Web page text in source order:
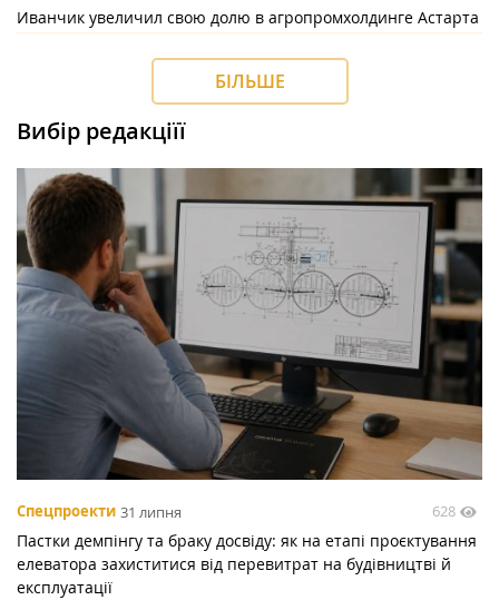
Иванчик увеличил свою долю в агропромхолдинге Астарта
БІЛЬШЕ
Вибір редакціїї
Спецпроекти 31 липня 628
Пастки демпінгу та браку досвіду: як на етапі проєктування
елеватора захиститися від перевитрат на будівництві й
експлуатації